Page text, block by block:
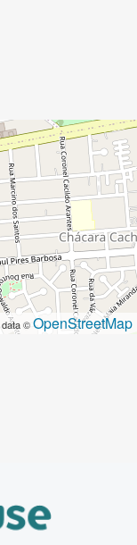
data ©OpenStreetMap